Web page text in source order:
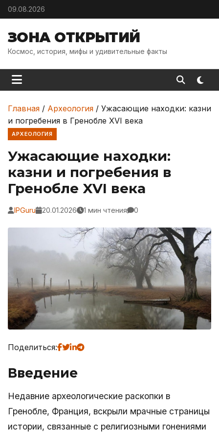
Skip to content
09.08.2026
ЗОНА ОТКРЫТИЙ
Космос, история, мифы и удивительные факты
Главная / Археология / Ужасающие находки: казни
и погребения в Гренобле XVI века
АРХЕОЛОГИЯ
Ужасающие находки:
казни и погребения в
Гренобле XVI века
IPGuru 20.01.2026 1 мин чтения 0
Поделиться:
Введение
Недавние археологические раскопки в
Гренобле, Франция, вскрыли мрачные страницы
истории, связанные с религиозными гонениями